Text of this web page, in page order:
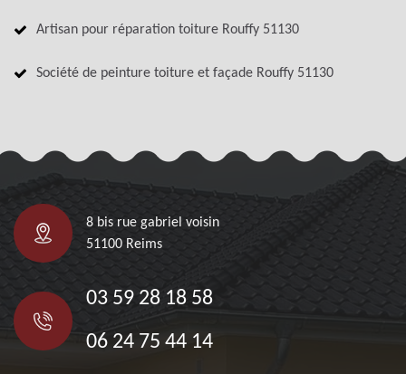
Artisan pour réparation toiture Rouffy 51130
Société de peinture toiture et façade Rouffy 51130
8 bis rue gabriel voisin
51100 Reims
03 59 28 18 58
06 24 75 44 14